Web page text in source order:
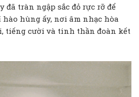
đã tràn ngập sắc đỏ rực rỡ để
hùng ấy, nơi âm nhạc hòa
tiếng cười và tinh thần đoàn kết